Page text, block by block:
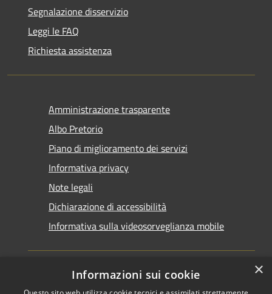
Segnalazione disservizio
Leggi le FAQ
Richiesta assistenza
Amministrazione trasparente
Albo Pretorio
Piano di miglioramento dei servizi
Informativa privacy
Note legali
Dichiarazione di accessibilità
Informativa sulla videosorveglianza mobile
×
Informazioni sui cookie